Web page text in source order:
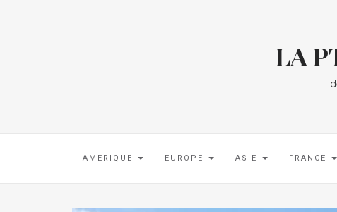
LA
AMÉRIQUE EUROPE ASIE FRANCE